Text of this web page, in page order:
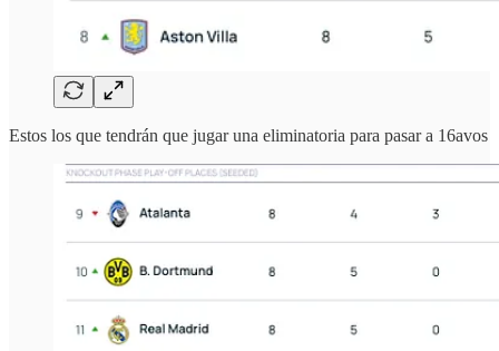
Estos los que tendrán que jugar una eliminatoria para pasar a 16avos